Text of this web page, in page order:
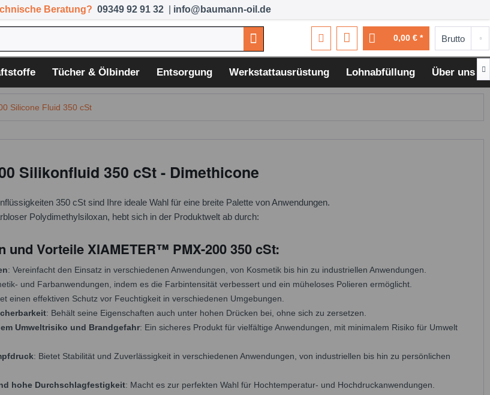
Beratung? 09349 92 91 32 info@baumann-oil.de
0,00 € *
Tücher & Ölbinder Entsorgung Werkstattausrüstung Lohnabfüllung Über uns 
Silicone Fluid 350 cSt
Silikonfluid 350 cSt - Dimethicone
350 cSt sind Ihre ideale Wahl für eine breite Palette von Anwendungen.
Polydimethylsiloxan, hebt sich in der Produktwelt ab durch:
und Vorteile XIAMETER™ PMX-200 350 cSt:
: Vereinfacht den Einsatz in verschiedenen Anwendungen, von Kosmetik bis hin zu industriellen Anwendungen.
und Farbanwendungen, indem es die Farbintensität verbessert und ein müheloses Polieren ermöglicht.
einen effektiven Schutz vor Feuchtigkeit in verschiedenen Umgebungen.
: Behält seine Eigenschaften auch unter hohen Drücken bei, ohne sich zu zersetzen.
Umweltrisiko und Brandgefahr: Ein sicheres Produkt für vielfältige Anwendungen, mit minimalem Risiko für Umwelt
: Bietet Stabilität und Zuverlässigkeit in verschiedenen Anwendungen, von industriellen bis hin zu persönlichen
hohe Durchschlagfestigkeit: Macht es zur perfekten Wahl für Hochtemperatur- und Hochdruckanwendungen.